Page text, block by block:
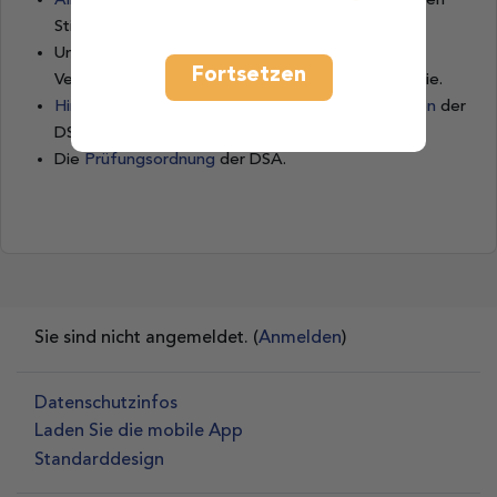
Fortsetzen
Stiftungsakademie gGmbH.
Unsere
technischen Hinweisezu den Online-
Veranstaltungen derDeutschen Stiftungsakademie.
Hinweise zur Teilnahme an den Online-Lehrgängen der
DSA.
Die Prüfungsordnung der DSA.
Sie sind nicht angemeldet. (Anmelden)
Datenschutzinfos
Laden Sie die mobile App
Standarddesign